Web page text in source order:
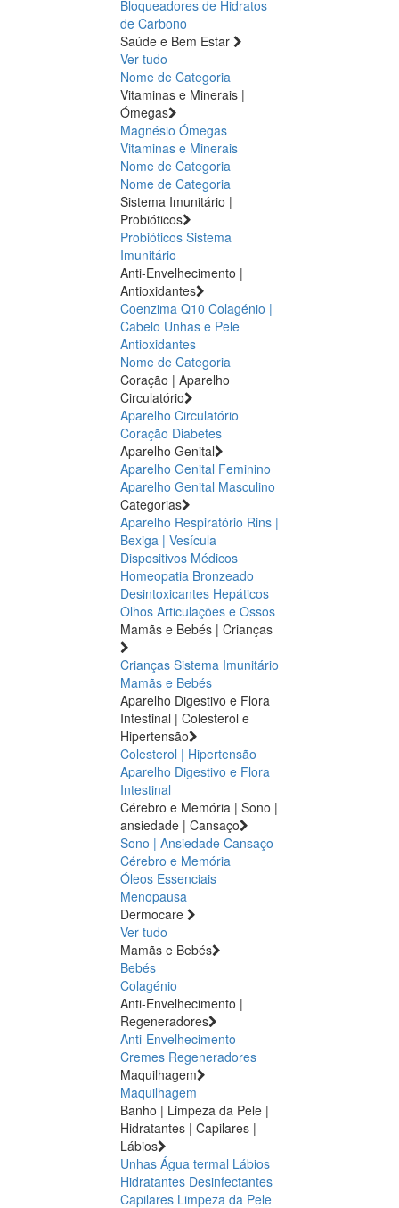
Bloqueadores de Hidratos
de Carbono
Saúde e Bem Estar
Ver tudo
Nome de Categoria
Vitaminas e Minerais |
Ómegas
Magnésio Ómegas
Vitaminas e Minerais
Nome de Categoria
Nome de Categoria
Sistema Imunitário |
Probióticos
Probióticos Sistema
Imunitário
Anti-Envelhecimento |
Antioxidantes
Coenzima Q10 Colagénio |
Cabelo Unhas e Pele
Antioxidantes
Nome de Categoria
Coração | Aparelho
Circulatório
Aparelho Circulatório
Coração Diabetes
Aparelho Genital
Aparelho Genital Feminino
Aparelho Genital Masculino
Categorias
Aparelho Respiratório Rins |
Bexiga | Vesícula
Dispositivos Médicos
Homeopatia Bronzeado
Desintoxicantes Hepáticos
Olhos Articulações e Ossos
Mamãs e Bebés | Crianças
Crianças Sistema Imunitário
Mamãs e Bebés
Aparelho Digestivo e Flora
Intestinal | Colesterol e
Hipertensão
Colesterol | Hipertensão
Aparelho Digestivo e Flora
Intestinal
Cérebro e Memória | Sono |
ansiedade | Cansaço
Sono | Ansiedade Cansaço
Cérebro e Memória
Óleos Essenciais
Menopausa
Dermocare
Ver tudo
Mamãs e Bebés
Bebés
Colagénio
Anti-Envelhecimento |
Regeneradores
Anti-Envelhecimento
Cremes Regeneradores
Maquilhagem
Maquilhagem
Banho | Limpeza da Pele |
Hidratantes | Capilares |
Lábios
Unhas Água termal Lábios
Hidratantes Desinfectantes
Capilares Limpeza da Pele